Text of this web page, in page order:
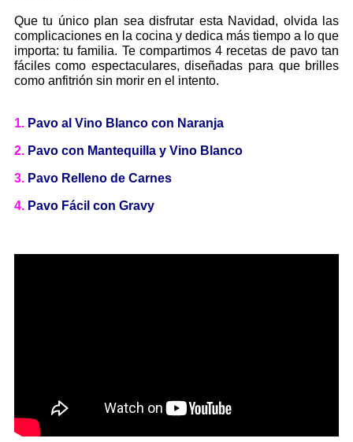
Que tu único plan sea disfrutar esta Navidad, olvida las
complicaciones en la cocina y dedica más tiempo a lo que
importa: tu familia. Te compartimos 4 recetas de pavo tan
fáciles como espectaculares, diseñadas para que brilles
como anfitrión sin morir en el intento.
1. Pavo al Vino Blanco con Naranja
2.Pavo con Mantequilla y Vino Blanco
3. Pavo Relleno de Carnes
4.Pavo Fácil con Gravy